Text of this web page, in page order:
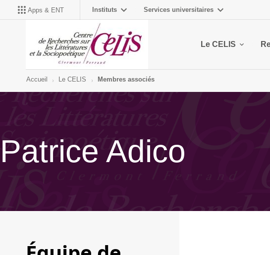
Apps & ENT Instituts Services universitaires
Le CELIS
Accueil Le CELIS Membres associés
Patrice Adico